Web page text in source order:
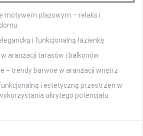
motywem plażowym – relaks i
i funkcjonalną łazienkę
aranżacji tarasów i balkonów
− trendy barwne w aranżacji wnętrz
i estetyczną przestrzeń w
ukrytego potencjału